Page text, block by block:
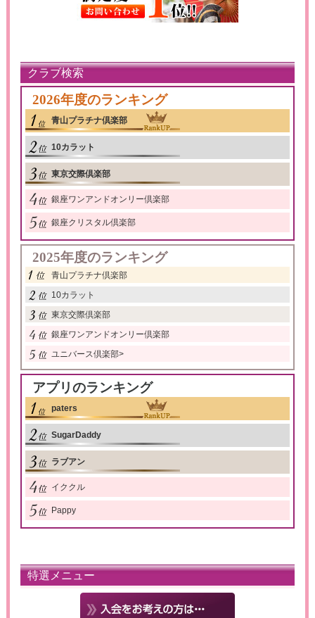
クラブ検索
2026年度のランキング
青山プラチナ倶楽部
10カラット
東京交際倶楽部
銀座ワンアンドオンリー倶楽部
銀座クリスタル倶楽部
2025年度のランキング
青山プラチナ倶楽部
10カラット
東京交際倶楽部
銀座ワンアンドオンリー倶楽部
ユニバース倶楽部>
アプリのランキング
paters
SugarDaddy
ラブアン
イククル
Pappy
特選メニュー